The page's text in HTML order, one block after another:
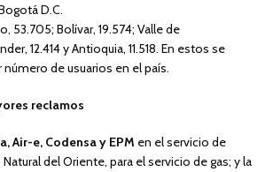
D.C.
53.705; Bolívar, 19.574; Valle de
12.414 y Antioquia, 11.518. En estos se
de usuarios en el país.
reclamos
Air-e, Codensa y EPM en el servicio de
Natural del Oriente, para el servicio de gas; y la